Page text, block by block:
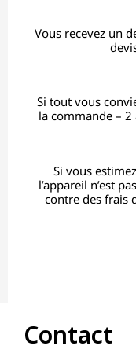
Vous recevez un
Si tout vous
la commande –
Si vous
l’appareil n’est
contre des frais
Contact